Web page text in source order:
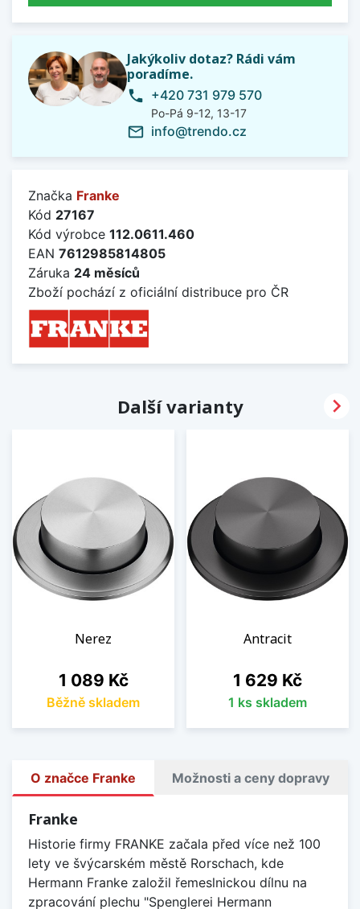
Jakýkoliv dotaz? Rádi vám
poradíme.
phone +420 731 979 570
Po-Pá 9-12, 13-17
mail_outline info@trendo.cz
Značka Franke
Kód 27167
Kód výrobce 112.0611.460
EAN 7612985814805
Záruka 24 měsíců
Zboží pochází z oficiální distribuce pro ČR
Další varianty
Nerez
Cena
1 089 Kč
Běžně skladem
Antracit
Cena
1 629 Kč
1 ks skladem

O značce Franke Možnosti a ceny dopravy
Franke
Historie firmy FRANKE začala před více než 100
lety ve švýcarském městě Rorschach, kde
Hermann Franke založil řemeslnickou dílnu na
zpracování plechu "Spenglerei Hermann